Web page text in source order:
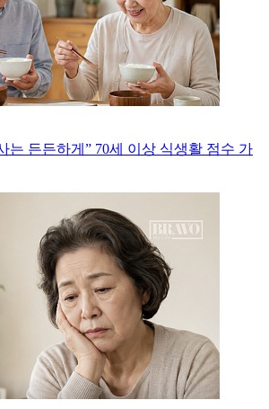
는 든든하게” 70세 이상 식생활 점수 가